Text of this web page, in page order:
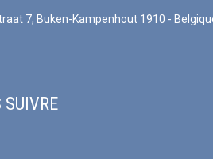
7, Buken-Kampenhout 1910 -
SUIVRE